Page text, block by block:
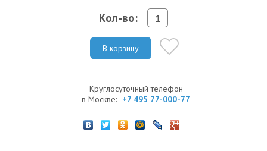
Кол-во:
В корзину
Круглосуточный телефон
в Москве: +7 495 77-000-77